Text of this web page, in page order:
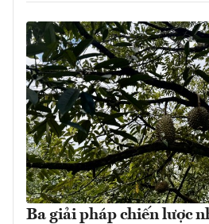
Ba giải pháp chiến lược